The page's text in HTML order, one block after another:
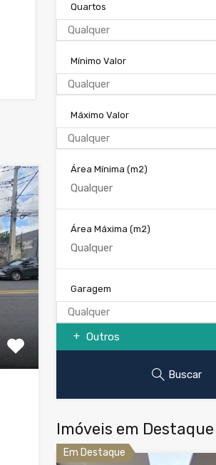
Quartos
Qualquer
Mínimo Valor
Qualquer
Máximo Valor
Qualquer
Área Mínima (m2)
Área Máxima (m2)
Garagem
Qualquer
Outros
Buscar
Imóveis em Destaque
Em Destaque